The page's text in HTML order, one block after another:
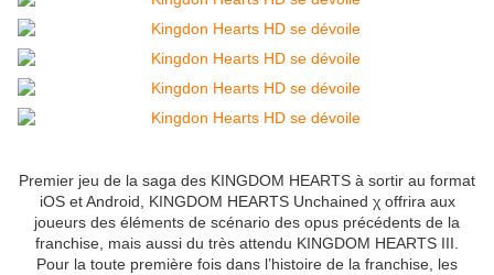
Premier jeu de la saga des KINGDOM HEARTS à sortir au format
iOS et Android, KINGDOM HEARTS Unchained χ offrira aux
joueurs des éléments de scénario des opus précédents de la
franchise, mais aussi du très attendu KINGDOM HEARTS III.
Pour la toute première fois dans l’histoire de la franchise, les